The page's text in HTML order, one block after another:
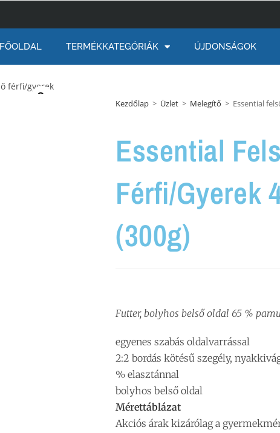
FŐOLDAL TERMÉKKATEGÓRIÁK ÚJDONSÁGOK
Kezdőlap > Üzlet > Melegítő > Essential
Essential
Férfi/gyerek
(300g)
Futter, bolyhos belső oldal 65 %
egyenes szabás oldalvarrással
2:2 bordás kötésű szegély,
% elasztánnal
bolyhos belső oldal
Mérettáblázat
Akciós árak kizárólag a